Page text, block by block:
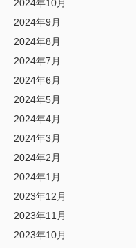
2024年10月
2024年9月
2024年8月
2024年7月
2024年6月
2024年5月
2024年4月
2024年3月
2024年2月
2024年1月
2023年12月
2023年11月
2023年10月